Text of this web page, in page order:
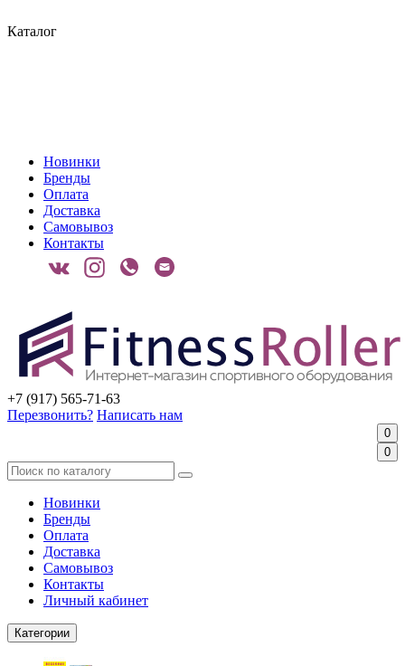
Каталог
Новинки
Бренды
Оплата
Доставка
Самовывоз
Контакты
+7 (917) 565-71-63
Перезвонить? Написать нам
0
0
Новинки
Бренды
Оплата
Доставка
Самовывоз
Контакты
Личный кабинет
Категории